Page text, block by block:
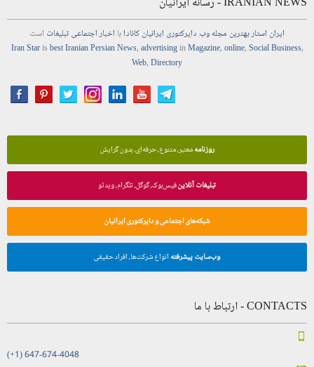
ایران استاربهترین مجلهوب دایرکتوری ایرانیان کانادابا اخباراجتماعیتبلیغات است
Iran Starisbest Iranian PersianNews,advertisinginMagazine,online,Social Business,
Web,Directory
روزنامهمعتبر، متنوع، حرفه‌ای، بدون گرایش
تبلیغات آنلاینفیس‌بوک، گوگل، تلگرام، ویدئو
شبکه‌های اجتماعی و دایرکتوری ایرانیان
وب‌سایت پیشرفته انواع شرکت‌ها، افراد حقیقی
CONTACTS - ارتباط با ما
(+1) 647-674-4048